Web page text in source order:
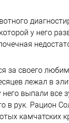
у него
за своего
лежал в
него выпали все
в рук. Рацион
камчатских